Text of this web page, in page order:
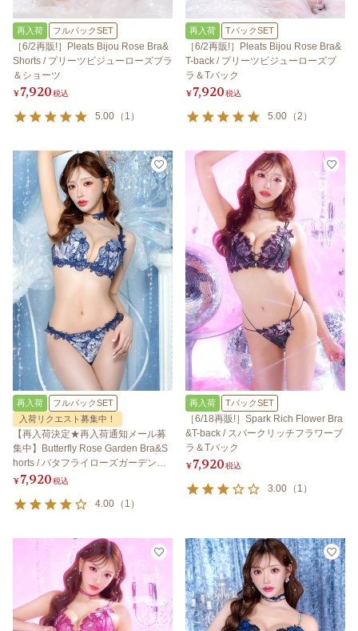
再入荷 フルバックSET
［6/2再販!］Pleats Bijou Rose Bra&
Shorts / プリーツビジューローズブラ
＆ショーツ
¥7,920税込
5.00 （ 1 ）
再入荷 TバックSET
［6/2再販!］Pleats Bijou Rose Bra&
T-back / プリーツビジューローズブ
ラ＆Tバック
¥7,920税込
5.00 （2 ）
再入荷
フルバックSET
入荷リクエスト募集中！
【再入荷決定★再入荷通知メール募
集中】Butterfly Rose Garden Bra&S
horts / バタフライローズガーデンブ
ラ＆ショーツ
¥7,920税込
4.00 （ 1 ）
再入荷 TバックSET
［6/18再販!］Spark Rich Flower Bra
&T-back / スパークリッチフラワーブ
ラ＆Tバック
¥7,920税込
3.00 （ 1 ）